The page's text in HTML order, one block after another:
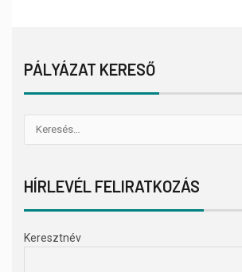
PÁLYÁZAT KERESŐ
HÍRLEVÉL FELIRATKOZÁS
Keresztnév